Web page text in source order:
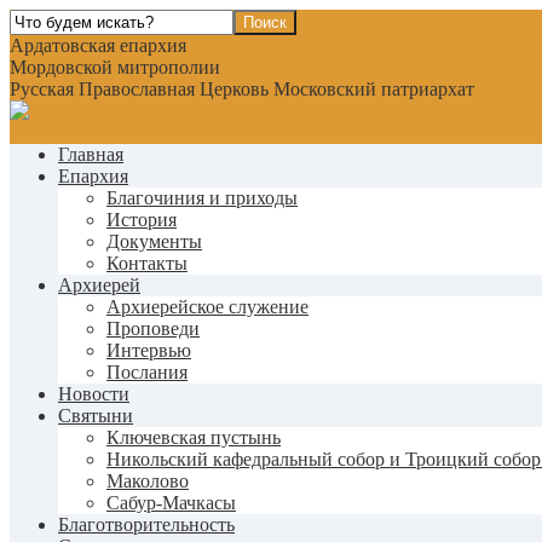
Ардатовская епархия
Мордовской митрополии
Русская Православная Церковь Московский патриархат
Главная
Епархия
Благочиния и приходы
История
Документы
Контакты
Архиерей
Архиерейское служение
Проповеди
Интервью
Послания
Новости
Святыни
Ключевская пустынь
Никольский кафедральный собор и Троицкий собор
Маколово
Сабур-Мачкасы
Благотворительность